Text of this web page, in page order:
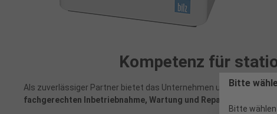
Kompetenz für
Als zuverlässiger Partner bietet das Unternehmen umfassende
fachgerechten Inbetriebnahme, Wartung und Reparatur
Bitte
Bitte